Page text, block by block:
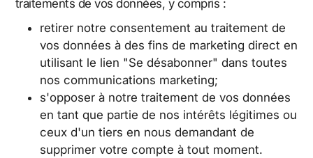
traitements de vos données, y compris :
retirer notre consentement au traitement de
vos données à des fins de marketing direct en
utilisant le lien "Se désabonner" dans toutes
nos communications marketing;
s'opposer à notre traitement de vos données
en tant que partie de nos intérêts légitimes ou
ceux d'un tiers en nous demandant de
supprimer votre compte à tout moment.